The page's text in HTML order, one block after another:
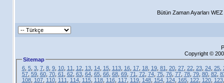
Bütün Zaman Ayarları
Copyright ©
Sitemap
6, 5, 3, 7, 8, 9, 10, 11 12, 13, 14, 15, 113, 16, 17, 18, 19, 81 20, 27, 22, 23, 24, 25,
57, 59, 60, 70, 61 62, 63, 64, 65, 66, 68, 69, 71 72, 74, 75, 76, 77, 78, 79, 80, 82,
108, 107, 110, 111 114, 115, 118, 116, 117, 119, 148, 154, 124, 165, 122, 120, 123